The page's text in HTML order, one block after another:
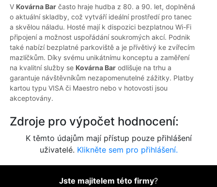
V Kovárna Bar často hraje hudba z 80. a 90. let, doplněná
o aktuální skladby, což vytváří ideální prostředí pro tanec
a skvělou náladu. Hosté mají k dispozici bezplatnou Wi-Fi
připojení a možnost uspořádání soukromých akcí. Podnik
také nabízí bezplatné parkoviště a je přívětivý ke zvířecím
mazlíčkům. Díky svému unikátnímu konceptu a zaměření
na kvalitní služby se Kovárna Bar odlišuje na trhu a
garantuje návštěvníkům nezapomenutelné zážitky. Platby
kartou typu VISA či Maestro nebo v hotovosti jsou
akceptovány.
Zdroje pro výpočet hodnocení:
K těmto údajům mají přístup pouze přihlášení
uživatelé. Klikněte sem pro přihlášení.
Jste majitelem této firmy?